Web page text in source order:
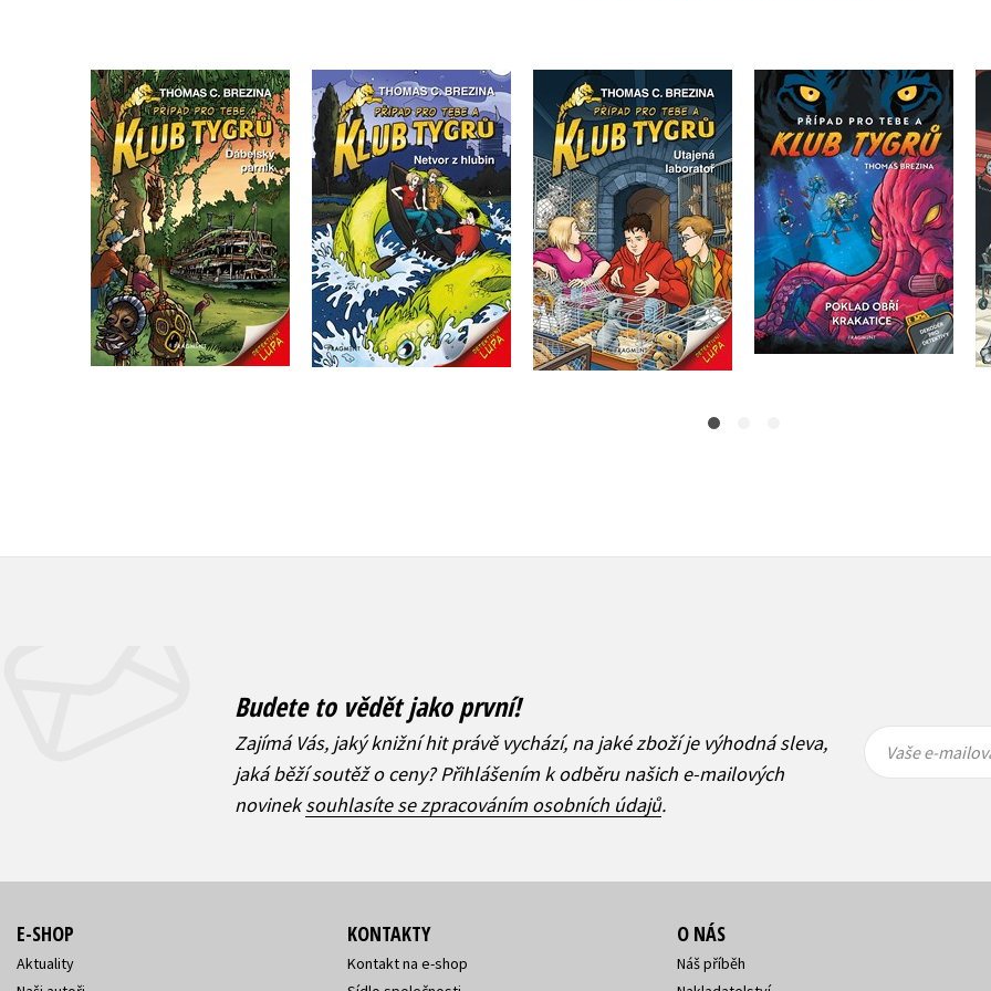
Klub Tygrů - Ďábelský
parník
Thomas Brezina
Do košíku
249 Kč
199 Kč
Klub Tygrů - Netvor z
hlubin
Thomas Brezina
Do košíku
249 Kč
199 Kč
Klub Tygrů - Utajená
laboratoř
Thomas Brezina
Do košíku
249 Kč
199 Kč
Klub Tygrů: Poklad obří
krakatice
Thomas Brezina
Do košíku
249 Kč
199 Kč
Budete to vědět jako první!
Zajímá Vás, jaký knižní hit právě vychází, na jaké zboží je výhodná sleva,
jaká běží soutěž o ceny? Přihlášením k odběru našich e-mailových
novineksouhlasíte se zpracováním osobních údajů.
mailová
mailová
Vaše e-
E-SHOP
Aktuality
KONTAKTY
Kontakt na e-shop
O NÁS
Náš příběh